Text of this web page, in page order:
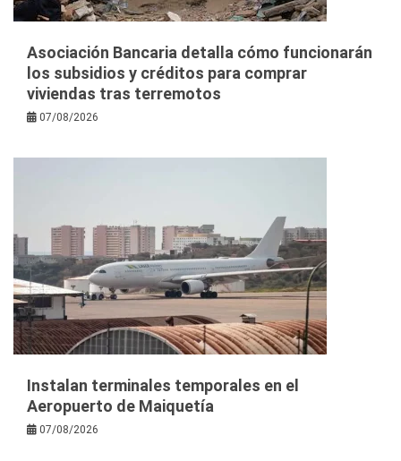
Asociación Bancaria detalla cómo funcionarán
los subsidios y créditos para comprar
viviendas tras terremotos
07/08/2026
Instalan terminales temporales en el
Aeropuerto de Maiquetía
07/08/2026